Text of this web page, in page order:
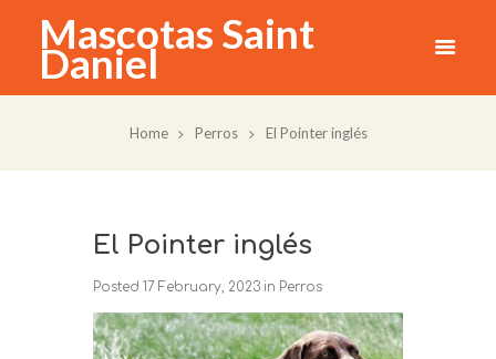
Mascotas Saint
Daniel
Home Perros El Pointer inglés
El Pointer inglés
Posted 17 February, 2023 in Perros